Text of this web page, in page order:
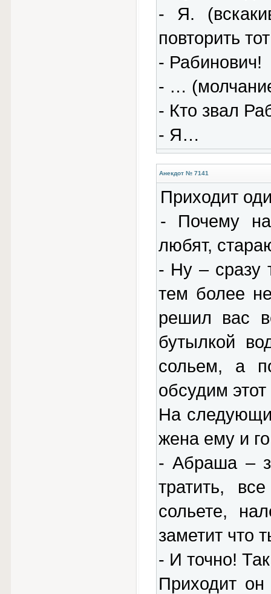
- Я.
повторить
- Рабинович!
- …
- Кто звал
- Я…
Анекдот № 7141
Приходит
- Почему
любят,
- Hу – сразу
тем более
решил вас
бутылкой
сольем, а
обсудим
Hа
жена ему и
- Абраша –
тратить,
сольете,
заметит что
- И точно!
Приходит